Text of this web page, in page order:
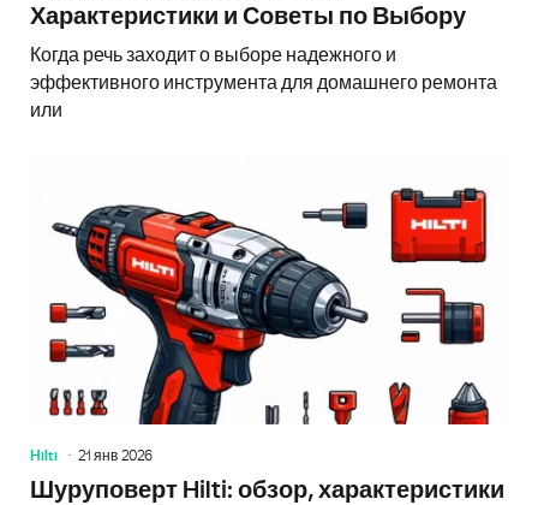
Характеристики и Советы по Выбору
Когда речь заходит о выборе надежного и
эффективного инструмента для домашнего ремонта
или
Hilti 21 янв 2026
Шуруповерт Hilti: обзор, характеристики